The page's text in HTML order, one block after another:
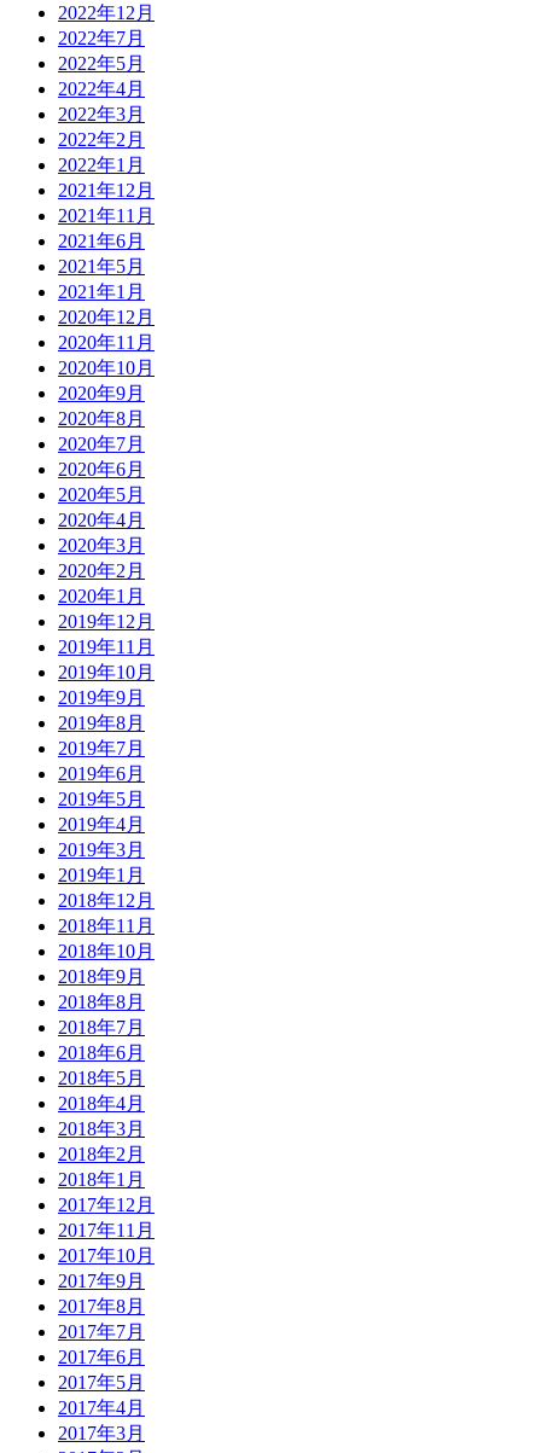
2022年12月
2022年7月
2022年5月
2022年4月
2022年3月
2022年2月
2022年1月
2021年12月
2021年11月
2021年6月
2021年5月
2021年1月
2020年12月
2020年11月
2020年10月
2020年9月
2020年8月
2020年7月
2020年6月
2020年5月
2020年4月
2020年3月
2020年2月
2020年1月
2019年12月
2019年11月
2019年10月
2019年9月
2019年8月
2019年7月
2019年6月
2019年5月
2019年4月
2019年3月
2019年1月
2018年12月
2018年11月
2018年10月
2018年9月
2018年8月
2018年7月
2018年6月
2018年5月
2018年4月
2018年3月
2018年2月
2018年1月
2017年12月
2017年11月
2017年10月
2017年9月
2017年8月
2017年7月
2017年6月
2017年5月
2017年4月
2017年3月